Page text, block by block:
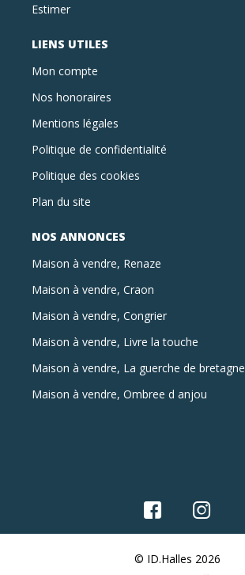
Estimer
LIENS UTILES
Mon compte
Nos honoraires
Mentions légales
Politique de confidentialité
Politique des cookies
Plan du site
NOS ANNONCES
Maison à vendre, Renaze
Maison à vendre, Craon
Maison à vendre, Congrier
Maison à vendre, Livre la touche
Maison à vendre, La guerche de bretagne
Maison à vendre, Ombree d anjou
© ID.Halles 2026